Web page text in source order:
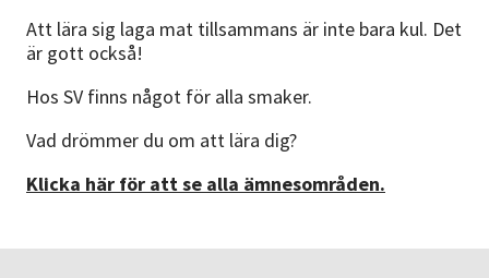
Nyheter
Att lära sig laga mat tillsammans är inte bara kul. Det
är gott också!
Hos SV finns något för alla smaker.
Vad drömmer du om att lära dig?
Klicka här för att se alla ämnesområden.